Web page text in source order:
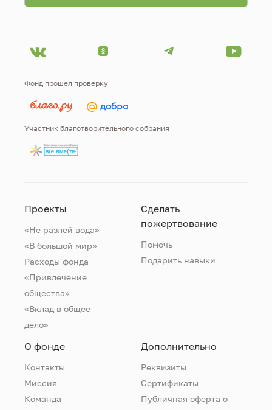
Фонд прошел проверку
Участник благотворительного собрания
Проекты
«Не разлей вода»
«В большой мир»
Расходы фонда
«Привлечение
общества»
«Вклад в общее
дело»
Сделать
пожертвование
Помочь
Подарить навыки
О фонде
Контакты
Миссия
Команда
Дополнительно
Реквизиты
Сертификаты
Публичная оферта о